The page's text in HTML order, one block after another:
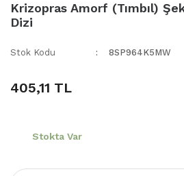
Krizopras Amorf (Tımbıl)
Dizi
Stok Kodu 8SP964K5MW
405,11 TL
Stokta Var